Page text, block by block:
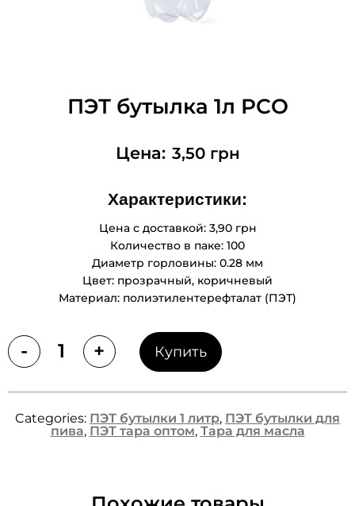
ПЭТ бутылка 1л РСО
3,50 грн
Характеристики:
Цена с доставкой: 3,90 грн
Количество в паке: 100
Диаметр горловины: 0.28 мм
Цвет: прозрачный, коричневый
Материал: полиэтилентерефталат (ПЭТ)
Quantity
- + Купить
Categories: ПЭТ бутылки 1 литр, ПЭТ бутылки для
пива, ПЭТ тара оптом, Тара для масла